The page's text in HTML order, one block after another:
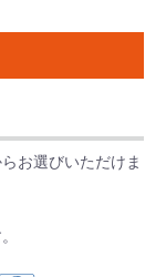
お選びいただけま